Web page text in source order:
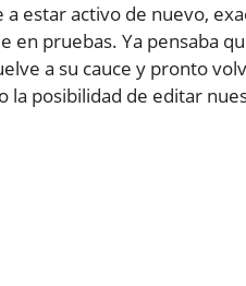
estar activo de nuevo,
pruebas. Ya pensaba
a su cauce y pronto
la posibilidad de editar